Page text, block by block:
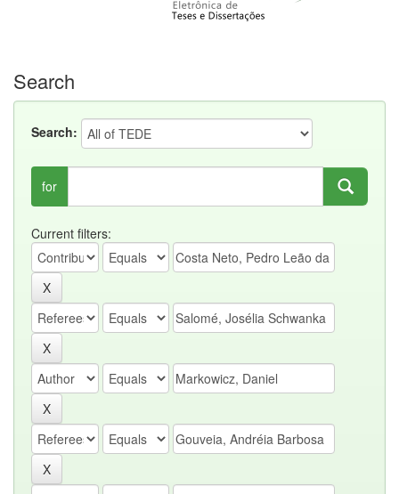
Search
Search:
for
Current filters: